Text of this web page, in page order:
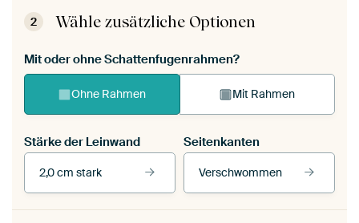
2 Wähle zusätzliche Optionen
Mit oder ohne Schattenfugenrahmen?
Ohne Rahmen Mit Rahmen
Stärke der Leinwand
2,0 cm stark
Seitenkanten
Verschwommen
Seitenkanten